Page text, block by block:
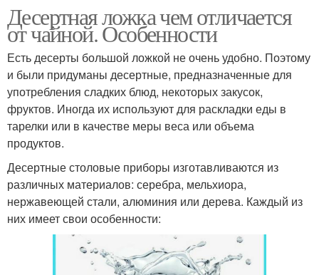
Десертная ложка чем отличается
от чайной. Особенности
Есть десерты большой ложкой не очень удобно. Поэтому
и были придуманы десертные, предназначенные для
употребления сладких блюд, некоторых закусок,
фруктов. Иногда их используют для раскладки еды в
тарелки или в качестве меры веса или объема
продуктов.
Десертные столовые приборы изготавливаются из
различных материалов: серебра, мельхиора,
нержавеющей стали, алюминия или дерева. Каждый из
них имеет свои особенности: